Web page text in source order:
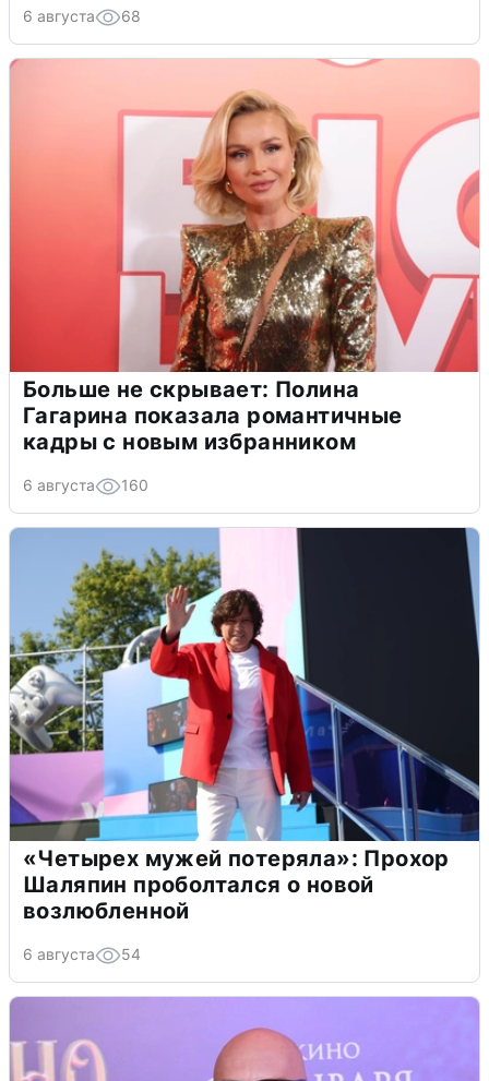
6 августа 68
Больше не скрывает: Полина
Гагарина показала романтичные
кадры с новым избранником
6 августа 160
«Четырех мужей потеряла»: Прохор
Шаляпин проболтался о новой
возлюбленной
6 августа 54